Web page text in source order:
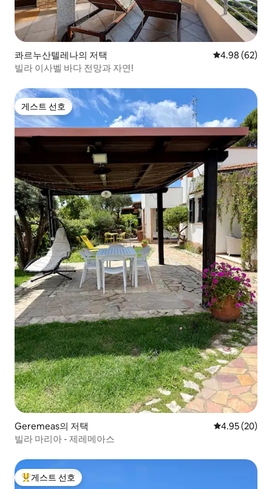
콰르누산텔레나의 저택 평점 4.98점(5
4.98 (62)
빌라 이사벨 바다 전망과 자연!
게스트 선호
게스트 선호
Geremeas의 저택 평점 4.95점(5
4.95 (20)
빌라 마리아 - 제레메아스
상위 게스트 선호
게스트 선호